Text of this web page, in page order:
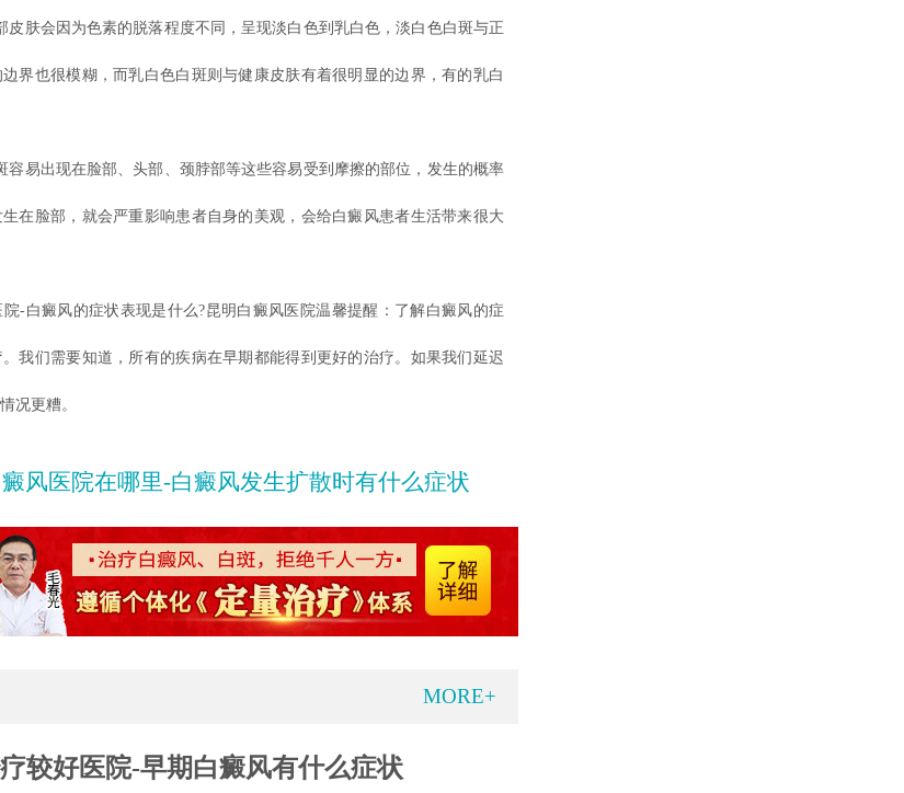
肤会因为色素的脱落程度不同，呈现淡白色到乳白色，淡白色白斑与正
界也很模糊，而乳白色白斑则与健康皮肤有着很明显的边界，有的乳白
易出现在脸部、头部、颈脖部等这些容易受到摩擦的部位，发生的概率
在脸部，就会严重影响患者自身的美观，会给白癜风患者生活带来很大
白癜风的症状表现是什么?昆明白癜风医院温馨提醒：了解白癜风的症
我们需要知道，所有的疾病在早期都能得到更好的治疗。如果我们延迟
况更糟。
风医院在哪里-白癜风发生扩散时有什么症状
MORE+
较好医院-早期白癜风有什么症状